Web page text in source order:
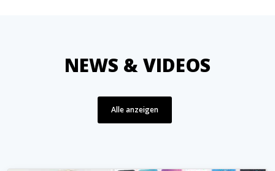
NEWS & VIDEOS
Alle anzeigen